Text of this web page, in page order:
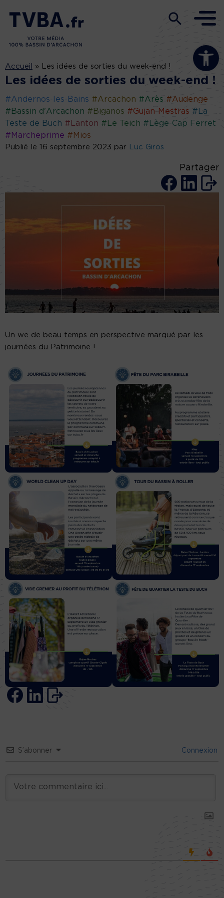
Ouvrir la
Accueil » Les idées de sorties du week-end !
Les idées de sorties du week-end !
#Andernos-les-Bains #Arcachon #Arès #Audenge
#Bassin d'Arcachon #Biganos #Gujan-Mestras #La
Teste de Buch #Lanton #Le Teich #Lège-Cap Ferret
#Marcheprime #Mios
Publié le 16 septembre 2023 par Luc Giros
Partager
Un we de beau temps en perspective marqué par les
journées du Patrimoine !
S’abonner Connexion